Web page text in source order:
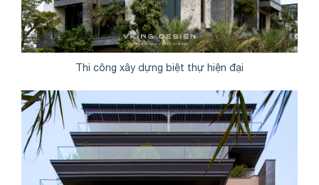
Thi công xây dựng biệt thự hiện đại